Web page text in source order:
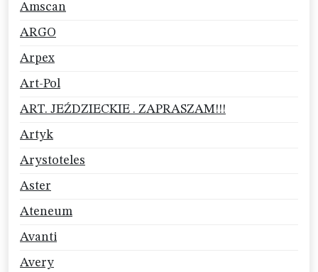
Amscan
ARGO
Arpex
Art-Pol
ART. JEŹDZIECKIE . ZAPRASZAM!!!
Artyk
Arystoteles
Aster
Ateneum
Avanti
Avery